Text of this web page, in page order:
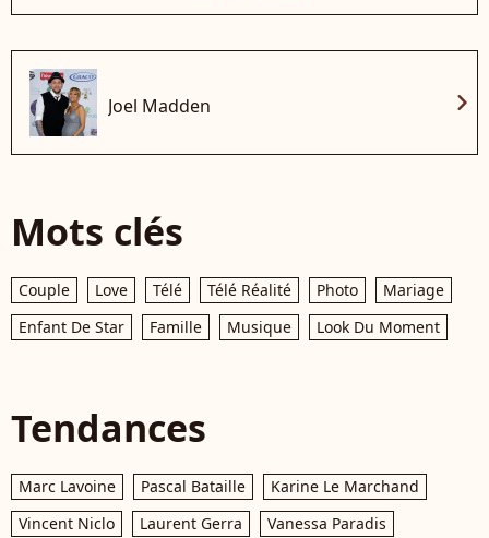
Joel Madden chevron_right
Mots clés
Couple Love Télé Télé Réalité Photo
Mariage
Enfant De Star
Famille Musique Look Du Moment
Tendances
Marc Lavoine Pascal Bataille
Karine Le Marchand
Vincent Niclo
Laurent Gerra
Vanessa Paradis